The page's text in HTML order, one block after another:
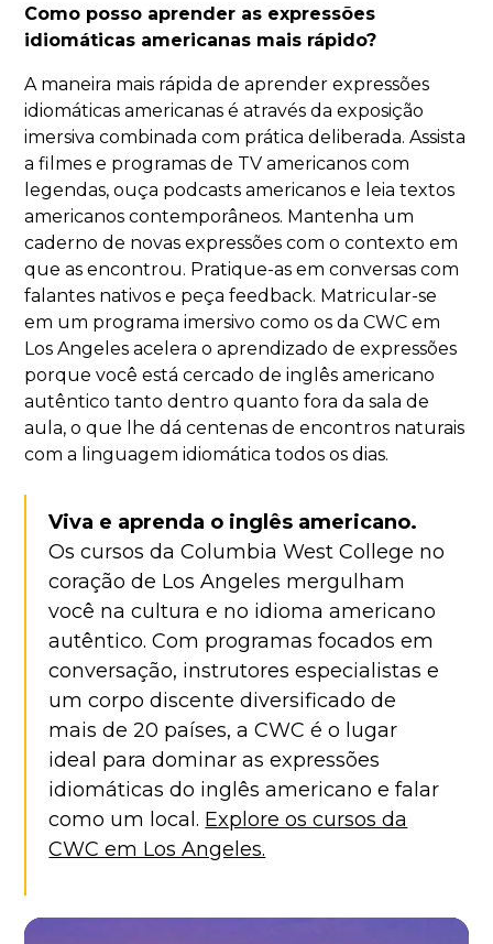
Como posso aprender as expressões
idiomáticas americanas mais rápido?
A maneira mais rápida de aprender expressões
idiomáticas americanas é através da exposição
imersiva combinada com prática deliberada. Assista
a filmes e programas de TV americanos com
legendas, ouça podcasts americanos e leia textos
americanos contemporâneos. Mantenha um
caderno de novas expressões com o contexto em
que as encontrou. Pratique-as em conversas com
falantes nativos e peça feedback. Matricular-se
em um programa imersivo como os da CWC em
Los Angeles acelera o aprendizado de expressões
porque você está cercado de inglês americano
autêntico tanto dentro quanto fora da sala de
aula, o que lhe dá centenas de encontros naturais
com a linguagem idiomática todos os dias.
Viva e aprenda o inglês americano.
Os cursos da Columbia West College no
coração de Los Angeles mergulham
você na cultura e no idioma americano
autêntico. Com programas focados em
conversação, instrutores especialistas e
um corpo discente diversificado de
mais de 20 países, a CWC é o lugar
ideal para dominar as expressões
idiomáticas do inglês americano e falar
como um local. Explore os cursos da
CWC em Los Angeles.